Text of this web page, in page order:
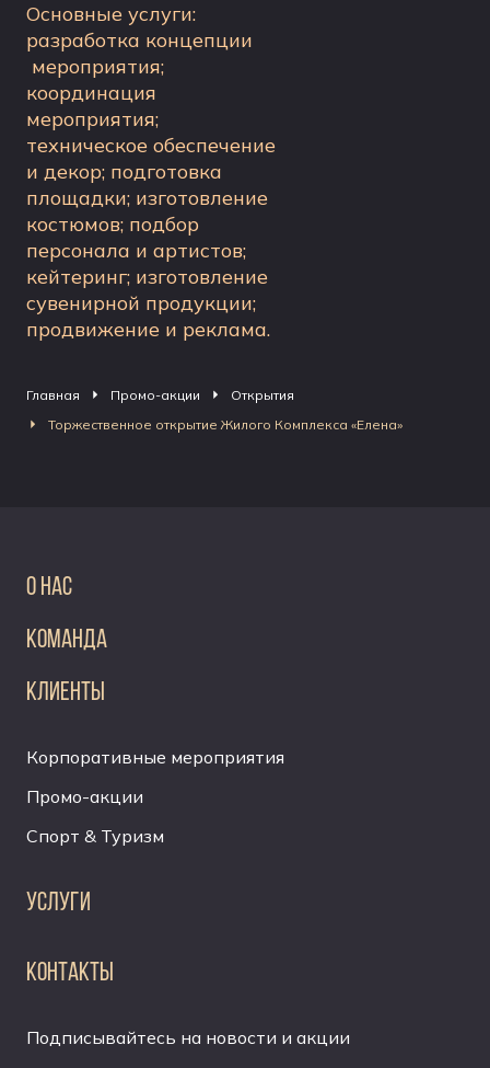
Основные услуги:
разработка концепции
мероприятия;
координация
мероприятия;
техническое обеспечение
и декор; подготовка
площадки; изготовление
костюмов; подбор
персонала и артистов;
кейтеринг; изготовление
сувенирной продукции;
продвижение и реклама.
Главная Промо-акции
Открытия
Торжественное открытие Жилого Комплекса «Елена»
О НАС
КОМАНДА
КЛИЕНТЫ
Корпоративные мероприятия
Промо-акции
Спорт & Туризм
УСЛУГИ
КОНТАКТЫ
Подписывайтесь на новости и акции